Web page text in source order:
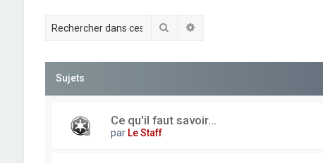
Rechercher
Sujets
Ce qu'il faut savoir...
par Le Staff